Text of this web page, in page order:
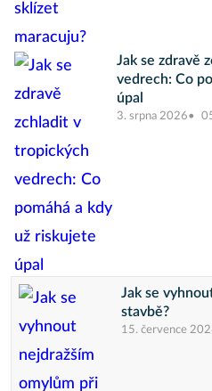
Jak se zdravě
vedrech: Co
úpal
3. srpna 2026
Jak se
stavbě?
15. července